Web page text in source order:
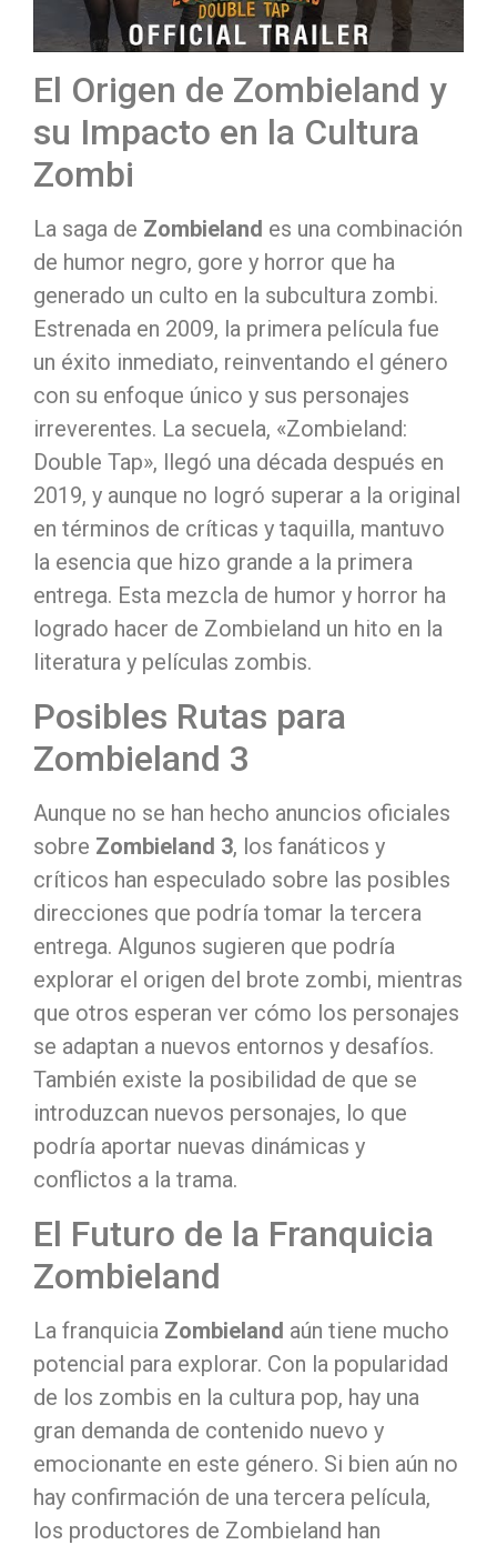
El Origen de Zombieland y
su Impacto en la Cultura
Zombi
La saga de Zombieland es una combinación
de humor negro, gore y horror que ha
generado un culto en la subcultura zombi.
Estrenada en 2009, la primera película fue
un éxito inmediato, reinventando el género
con su enfoque único y sus personajes
irreverentes. La secuela, «Zombieland:
Double Tap», llegó una década después en
2019, y aunque no logró superar a la original
en términos de críticas y taquilla, mantuvo
la esencia que hizo grande a la primera
entrega. Esta mezcla de humor y horror ha
logrado hacer de Zombieland un hito en la
literatura y películas zombis.
Posibles Rutas para
Zombieland 3
Aunque no se han hecho anuncios oficiales
sobre Zombieland 3, los fanáticos y
críticos han especulado sobre las posibles
direcciones que podría tomar la tercera
entrega. Algunos sugieren que podría
explorar el origen del brote zombi, mientras
que otros esperan ver cómo los personajes
se adaptan a nuevos entornos y desafíos.
También existe la posibilidad de que se
introduzcan nuevos personajes, lo que
podría aportar nuevas dinámicas y
conflictos a la trama.
El Futuro de la Franquicia
Zombieland
La franquicia Zombieland aún tiene mucho
potencial para explorar. Con la popularidad
de los zombis en la cultura pop, hay una
gran demanda de contenido nuevo y
emocionante en este género. Si bien aún no
hay confirmación de una tercera película,
los productores de Zombieland han